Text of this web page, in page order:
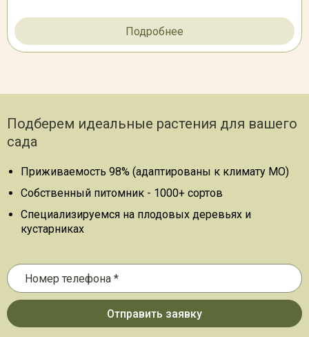
Подробнее
Подберем идеальные растения для вашего
сада
Приживаемость 98% (адаптированы к климату МО)
Собственный питомник - 1000+ сортов
Специализируемся на плодовых деревьях и
кустарниках